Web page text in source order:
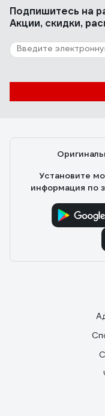
Подпишитесь на
Акции, скидки,
Установите
информация по